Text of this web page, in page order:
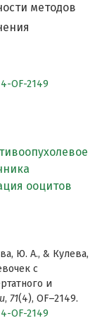
ооцитов
Ю. А., & Кулева,
с
и
, 71(4), OF–2149.
OF-2149
методов
OF-2149